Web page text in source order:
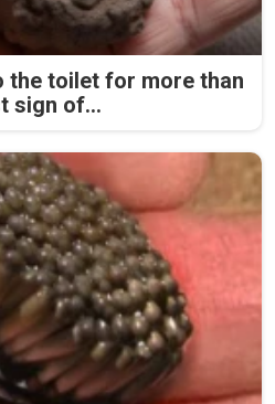
the toilet for more than
sign of...